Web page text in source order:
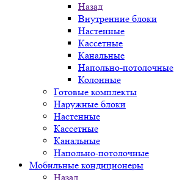
Назад
Внутренние блоки
Настенные
Кассетные
Канальные
Напольно-потолочные
Колонные
Готовые комплекты
Наружные блоки
Настенные
Кассетные
Канальные
Напольно-потолочные
Мобильные кондиционеры
Назад